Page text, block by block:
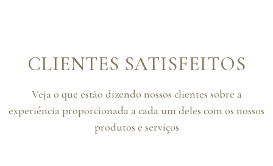
CLIENTES SATISFEITOS
Veja o que estão dizendo nossos clientes sobre a
experiência proporcionada a cada um deles com os nossos
produtos e serviços